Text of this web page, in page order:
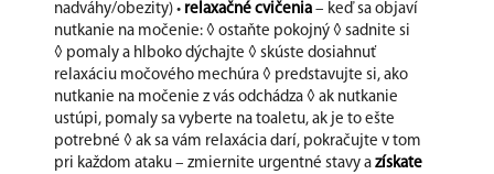
nadváhy/obezity) • relaxačné cvičenia – keď sa objaví
nutkanie na močenie: ◊ ostaňte pokojný ◊ sadnite si
◊ pomaly a hlboko dýchajte ◊ skúste dosiahnuť
relaxáciu močového mechúra ◊ predstavujte si, ako
nutkanie na močenie z vás odchádza ◊ ak nutkanie
ustúpi, pomaly sa vyberte na toaletu, ak je to ešte
potrebné ◊ ak sa vám relaxácia darí, pokračujte v tom
pri každom ataku – zmiernite urgentné stavy a získate